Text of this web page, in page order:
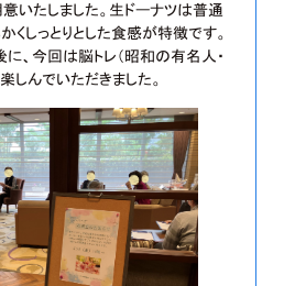
いたしました。生ドーナツは普通
くしっとりとした食感が特徴です。
、今回は脳トレ（昭和の有名人・
しんでいただきました。